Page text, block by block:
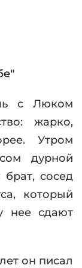
с Люком
жарко,
Утром
дурной
сосед
который
нее сдают
он писал